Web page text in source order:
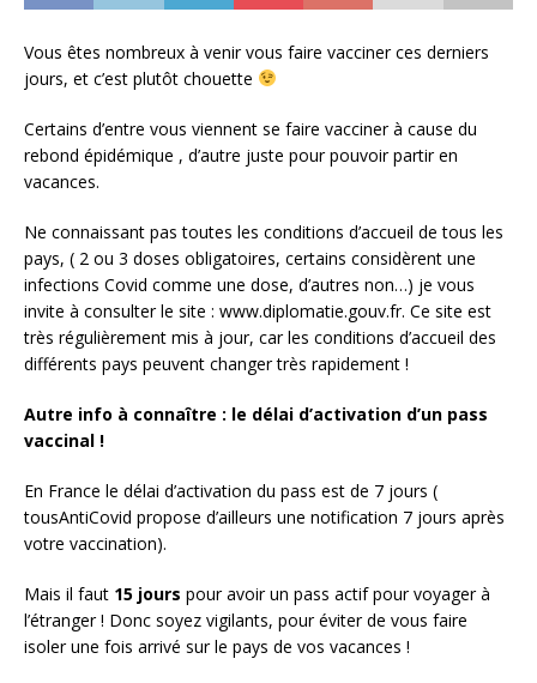
Vous êtes nombreux à venir vous faire vacciner ces derniers
jours, et c’est plutôt chouette
Certains d’entre vous viennent se faire vacciner à cause du
rebond épidémique , d’autre juste pour pouvoir partir en
vacances.
Ne connaissant pas toutes les conditions d’accueil de tous les
pays, ( 2 ou 3 doses obligatoires, certains considèrent une
infections Covid comme une dose, d’autres non…) je vous
invite à consulter le site : www.diplomatie.gouv.fr. Ce site est
très régulièrement mis à jour, car les conditions d’accueil des
différents pays peuvent changer très rapidement !
Autre info à connaître : le délai d’activation d’un pass
vaccinal !
En France le délai d’activation du pass est de 7 jours (
tousAntiCovid propose d’ailleurs une notification 7 jours après
votre vaccination).
Mais il faut 15 jours pour avoir un pass actif pour voyager à
l’étranger ! Donc soyez vigilants, pour éviter de vous faire
isoler une fois arrivé sur le pays de vos vacances !